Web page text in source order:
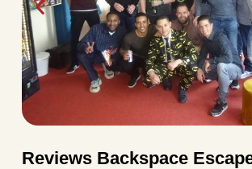
Reviews Backspace